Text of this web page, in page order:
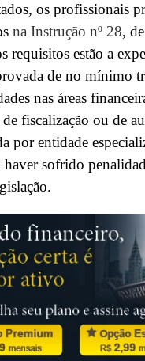
os profissionais
na Instrução nº 28,
requisitos estão a
de no mínimo
nas áreas
fiscalização ou de
por entidade
haver sofrido